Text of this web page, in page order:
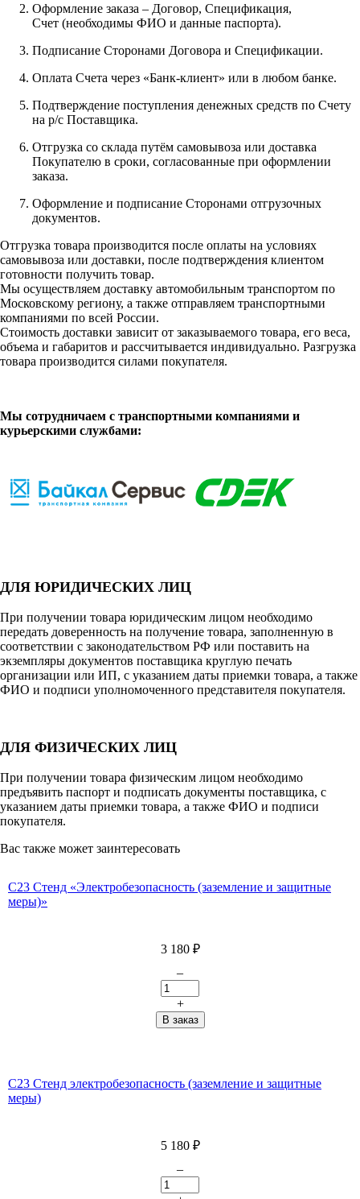
Оформление заказа – Договор, Спецификация,
Счет (необходимы ФИО и данные паспорта).
Подписание Сторонами Договора и Спецификации.
Оплата Счета через «Банк-клиент» или в любом банке.
Подтверждение поступления денежных средств по Счету
на р/с Поставщика.
Отгрузка со склада путём самовывоза или доставка
Покупателю в сроки, согласованные при оформлении
заказа.
Оформление и подписание Сторонами отгрузочных
документов.
Отгрузка товара производится после оплаты на условиях
самовывоза или доставки, после подтверждения клиентом
готовности получить товар.
Мы осуществляем доставку автомобильным транспортом по
Московскому региону, а также отправляем транспортными
компаниями по всей России.
Стоимость доставки зависит от заказываемого товара, его веса,
объема и габаритов и рассчитывается индивидуально. Разгрузка
товара производится силами покупателя.
Мы сотрудничаем с транспортными компаниями и
курьерскими службами:
ДЛЯ ЮРИДИЧЕСКИХ ЛИЦ
При получении товара юридическим лицом необходимо
передать доверенность на получение товара, заполненную в
соответствии с законодательством РФ или поставить на
экземпляры документов поставщика круглую печать
организации или ИП, с указанием даты приемки товара, а также
ФИО и подписи уполномоченного представителя покупателя.
ДЛЯ ФИЗИЧЕСКИХ ЛИЦ
При получении товара физическим лицом необходимо
предъявить паспорт и подписать документы поставщика, с
указанием даты приемки товара, а также ФИО и подписи
покупателя.
Вас также может заинтересовать
С23 Стенд «Электробезопасность (заземление и защитные
меры)»
3 180 ₽
–
+
С23 Стенд электробезопасность (заземление и защитные
меры)
5 180 ₽
–